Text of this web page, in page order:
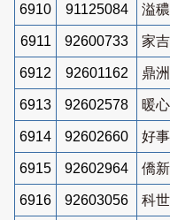
6910 91125084 溢
6911 92600733 家
6912 92601162 鼎
6913 92602578 暖
6914 92602660 好
6915 92602964 僑
6916 92603056 科